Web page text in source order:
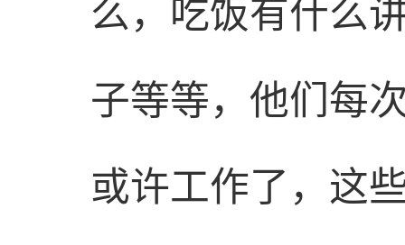
么，吃饭有什么
子等等，他们每
或许工作了，这